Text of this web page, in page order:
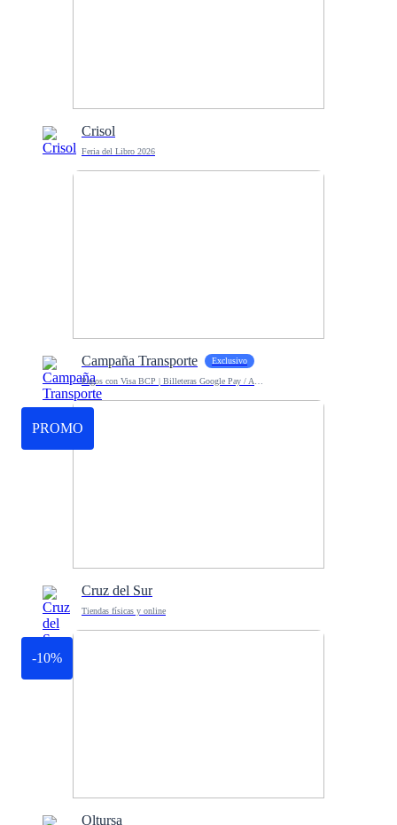
Crisol
Feria del Libro 2026
Campaña Transporte Exclusivo
PROMO
Cruz del Sur
Tiendas físicas y online
-10%
Oltursa